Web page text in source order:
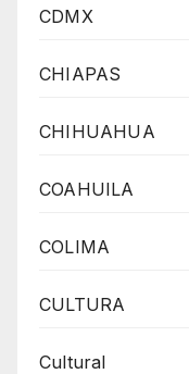
CDMX
CHIAPAS
CHIHUAHUA
COAHUILA
COLIMA
CULTURA
Cultural